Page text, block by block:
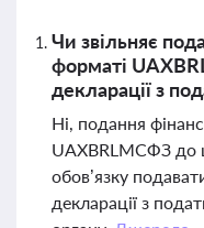
Чи звільняє
форматі
декларації з
Ні, подання
UAXBRLМСФЗ до
обов’язку
декларації з